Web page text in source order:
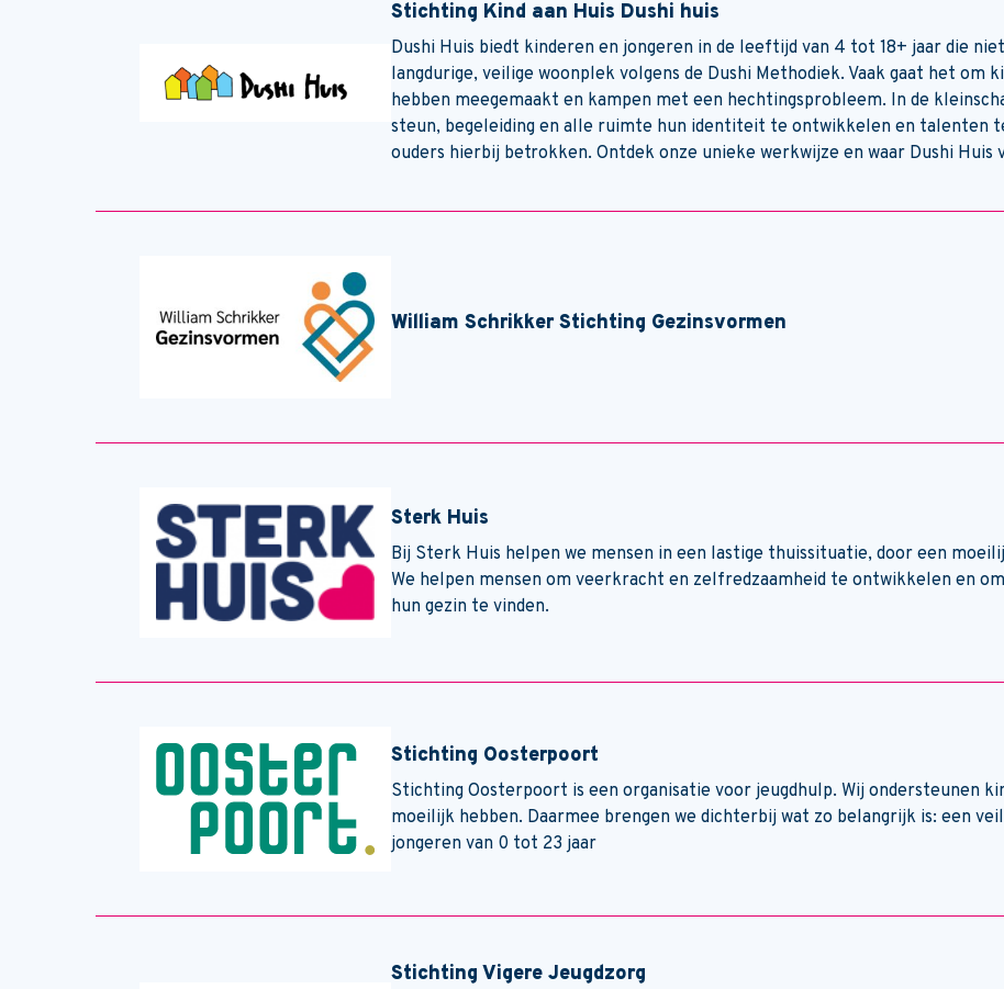
Stichting Kind aan Huis Dushi huis
Dushi Huis biedt kinderen en jongeren in de leeftijd van 4 tot 18+ jaar die
langdurige, veilige woonplek volgens de Dushi Methodiek. Vaak gaat het om
hebben meegemaakt en kampen met een hechtingsprobleem. In de
steun, begeleiding en alle ruimte hun identiteit te ontwikkelen en talenten
ouders hierbij betrokken. Ontdek onze unieke werkwijze en waar Dushi Huis
William Schrikker Stichting Gezinsvormen
Sterk Huis
Bij Sterk Huis helpen we mensen in een lastige thuissituatie, door een
We helpen mensen om veerkracht en zelfredzaamheid te ontwikkelen en
hun gezin te vinden.
Stichting Oosterpoort
Stichting Oosterpoort is een organisatie voor jeugdhulp. Wij ondersteunen
moeilijk hebben. Daarmee brengen we dichterbij wat zo belangrijk is: een
jongeren van 0 tot 23 jaar
Stichting Vigere Jeugdzorg